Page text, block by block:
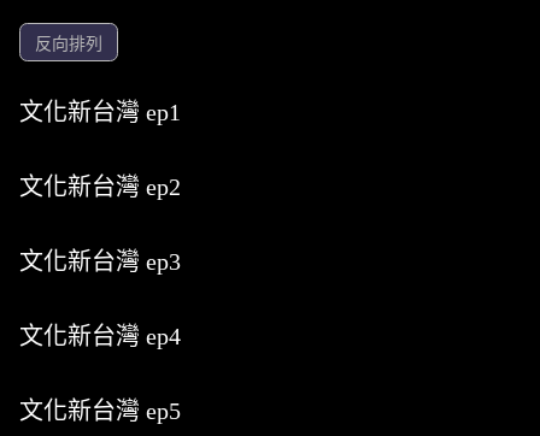
反向排列
文化新台灣 ep1
文化新台灣 ep2
文化新台灣 ep3
文化新台灣 ep4
文化新台灣 ep5